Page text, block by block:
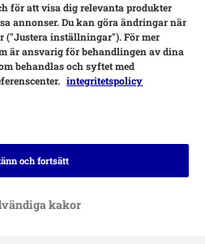
för att visa dig relevanta produkter
annonser. Du kan göra ändringar när
("Justera inställningar"). För mer
är ansvarig för behandlingen av dina
behandlas och syftet med
integritetspolicy
kakor
och fortsätt